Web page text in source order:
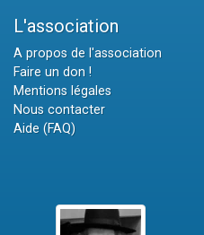
L'association
A propos de l'association
Faire un don !
Mentions légales
Nous contacter
Aide (FAQ)